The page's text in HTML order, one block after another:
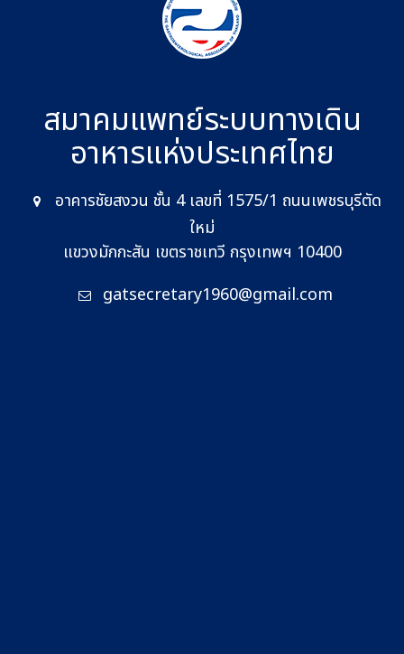
สมาคมแพทย์ระบบทางเดิน
อาหารแห่งประเทศไทย
อาคารชัยสงวน ชั้น 4 เลขที่ 1575/1 ถนนเพชรบุรีตัด
ใหม่
แขวงมักกะสัน เขตราชเทวี กรุงเทพฯ 10400
gatsecretary1960@gmail.com